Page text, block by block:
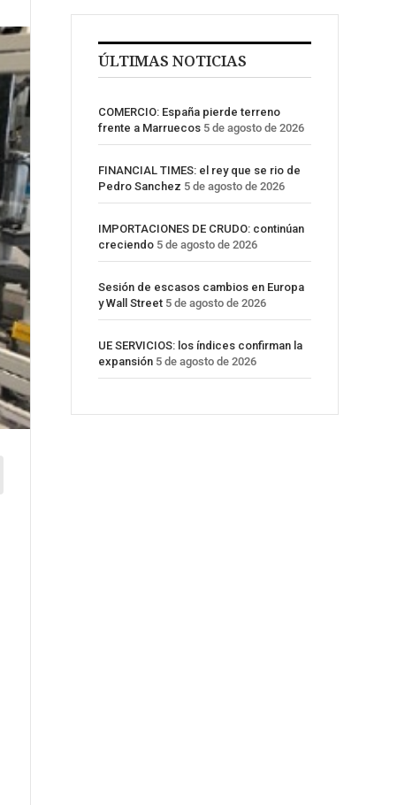
ÚLTIMAS NOTICIAS
COMERCIO: España pierde terreno
frente a Marruecos 5 de agosto de 2026
FINANCIAL TIMES: el rey que se rio de
Pedro Sanchez 5 de agosto de 2026
IMPORTACIONES DE CRUDO: continúan
creciendo 5 de agosto de 2026
Sesión de escasos cambios en Europa
y Wall Street 5 de agosto de 2026
UE SERVICIOS: los índices confirman la
expansión 5 de agosto de 2026